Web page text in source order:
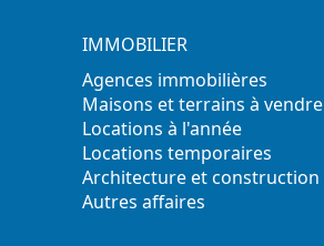
IMMOBILIER
Agences immobilières
Maisons et terrains à vendre
Locations à l'année
Locations temporaires
Architecture et construction
Autres affaires